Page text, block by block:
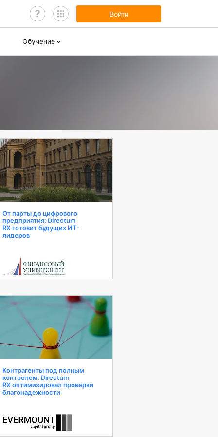
Войти
Обучение
От парты до цифрового
предприятия: Directum
RX готовит будущих ИТ-
лидеров
Контрагенты под полным
контролем: Directum
RX оптимизировал проверки
благонадежности